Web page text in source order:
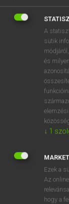
Van
Nincs
díjmentes
A
sütik
és
↓ 1
Ezek a
Az
hogy a
g h j
n